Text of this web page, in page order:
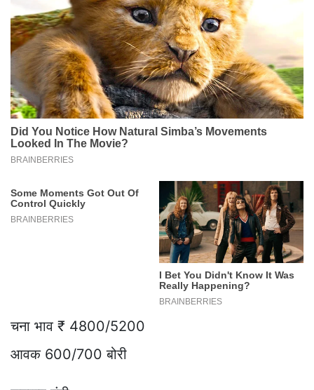
चना भाव ₹ 4800/5200
आवक 600/700 बोरी